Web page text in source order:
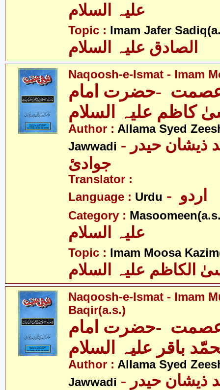
Topic : Imam Jafer
الصادق علیہ السلام
Naqoosh-e-Ismat - Imam
-حضرت امام
کاظم علیہ السلام
Author : Allama Syed
Jawwadi - علامہ سیّد ذیشان حیدر
جوادئ
Translator :
Language : Urdu
Category :
Topic : Imam Moosa
الکاظم علیہ السلام
Naqoosh-e-Ismat - Imam
Baqir(a.s.)
-حضرت امام
باقر علیہ السلام
Author : Allama Syed
Jawwadi - علامہ سیّد ذیشان حیدر